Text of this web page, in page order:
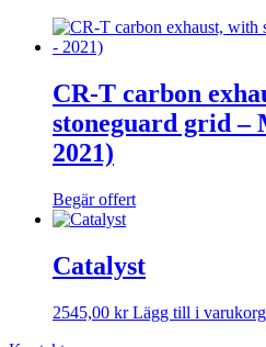
CR-T carbon
stoneguard grid –
2021)
Begär offert
Catalyst
2545,00 kr Lägg till i varukorg